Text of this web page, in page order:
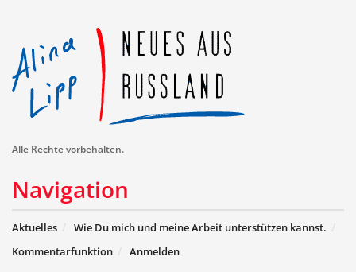
Alle Rechte vorbehalten.
Navigation
Aktuelles
Wie Du mich und meine Arbeit unterstützen kannst.
Kommentarfunktion
Anmelden